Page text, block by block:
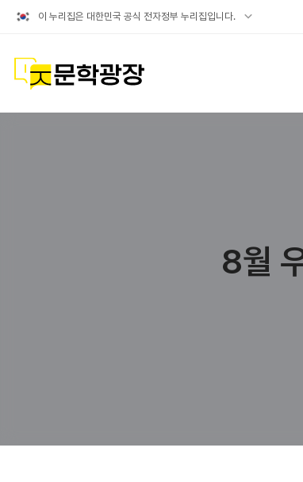
이 누리집은 대한민국 공식 전자정부 누리집입니다.
공식
문학광장
8월